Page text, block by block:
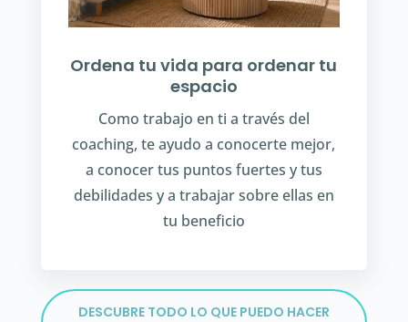
Ordena tu vida para ordenar tu
espacio
Como trabajo en ti a través del
coaching, te ayudo a conocerte mejor,
a conocer tus puntos fuertes y tus
debilidades y a trabajar sobre ellas en
tu beneficio
DESCUBRE TODO LO QUE PUEDO HACER